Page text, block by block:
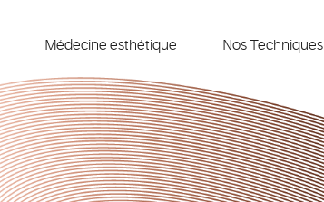
Médecine esthétique Nos Techniques